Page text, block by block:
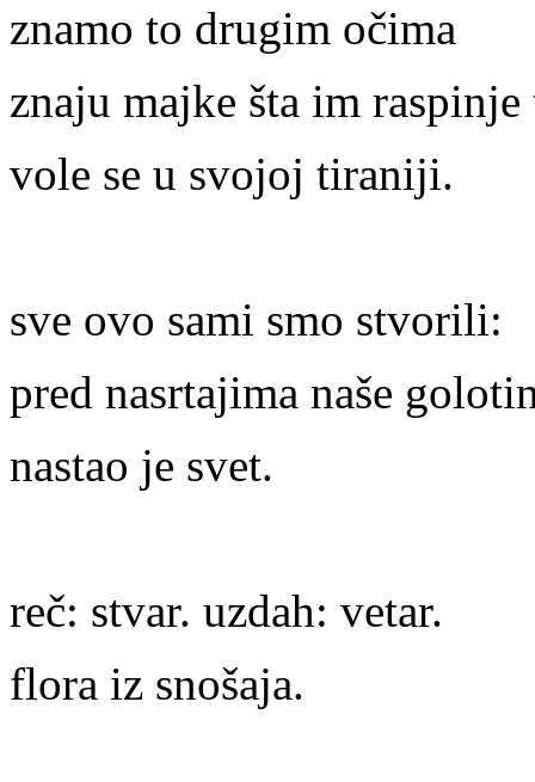
znamo to drugim očima
znaju majke šta im
vole se u svojoj tiraniji.
sve ovo sami smo stvorili:
pred nasrtajima naše
nastao je svet.
reč: stvar. uzdah: vetar.
flora iz snošaja.